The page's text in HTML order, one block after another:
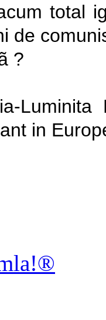
total
de
?
Luminita
in